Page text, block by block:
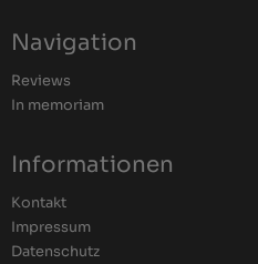
Navigation
Reviews
In memoriam
Informationen
Kontakt
Impressum
Datenschutz